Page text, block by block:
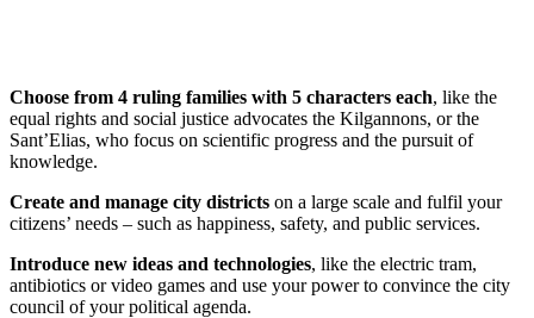
Choose from 4 ruling families with 5 characters each, like the
equal rights and social justice advocates the Kilgannons, or the
Sant’Elias, who focus on scientific progress and the pursuit of
knowledge.
Create and manage city districts on a large scale and fulfil your
citizens’ needs – such as happiness, safety, and public services.
Introduce new ideas and technologies, like the electric tram,
antibiotics or video games and use your power to convince the city
council of your political agenda.